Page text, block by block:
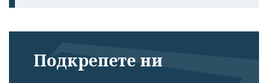
Подкрепете ни